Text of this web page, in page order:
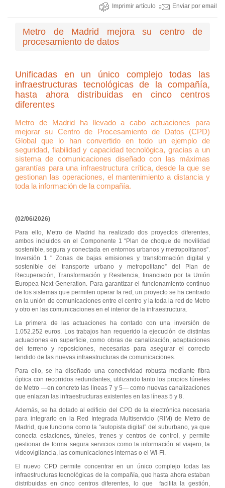
Imprimir artículo Enviar por email
Metro de Madrid mejora su centro de
procesamiento de datos
Unificadas en un único complejo todas las
infraestructuras tecnológicas de la compañía,
hasta ahora distribuidas en cinco centros
diferentes
Metro de Madrid ha llevado a cabo actuaciones para
mejorar su Centro de Procesamiento de Datos (CPD)
Global que lo han convertido en todo un ejemplo de
seguridad, fiabilidad y capacidad tecnológica, gracias a un
sistema de comunicaciones diseñado con las máximas
garantías para una infraestructura crítica, desde la que se
gestionan las operaciones, el mantenimiento a distancia y
toda la información de la compañía.
(02/06/2026)
Para ello, Metro de Madrid ha realizado dos proyectos diferentes,
ambos incluidos en el Componente 1 “Plan de choque de movilidad
sostenible, segura y conectada en entornos urbanos y metropolitanos”.
Inversión 1 " Zonas de bajas emisiones y transformación digital y
sostenible del transporte urbano y metropolitano” del Plan de
Recuperación, Transformación y Resilencia, financiado por la Unión
Europea-Next Generation. Para garantizar el funcionamiento continuo
de los sistemas que permiten operar la red, un proyecto se ha centrado
en la unión de comunicaciones entre el centro y la toda la red de Metro
y otro en las comunicaciones en el interior de la infraestructura.
La primera de las actuaciones ha contado con una inversión de
1.052.252 euros. Los trabajos han requerido la ejecución de distintas
actuaciones en superficie, como obras de canalización, adaptaciones
del terreno y reposiciones, necesarias para asegurar el correcto
tendido de las nuevas infraestructuras de comunicaciones.
Para ello, se ha diseñado una conectividad robusta mediante fibra
óptica con recorridos redundantes, utilizando tanto los propios túneles
de Metro —en concreto las líneas 7 y 5— como nuevas canalizaciones
que enlazan las infraestructuras existentes en las líneas 5 y 8.
Además, se ha dotado al edificio del CPD de la electrónica necesaria
para integrarlo en la Red Integrada Multiservicio (RIM) de Metro de
Madrid, que funciona como la “autopista digital” del suburbano, ya que
conecta estaciones, túneles, trenes y centros de control, y permite
gestionar de forma segura servicios como la información al viajero, la
videovigilancia, las comunicaciones internas o el Wi-Fi.
El nuevo CPD permite concentrar en un único complejo todas las
infraestructuras tecnológicas de la compañía, que hasta ahora estaban
distribuidas en cinco centros diferentes, lo que facilita la gestión,